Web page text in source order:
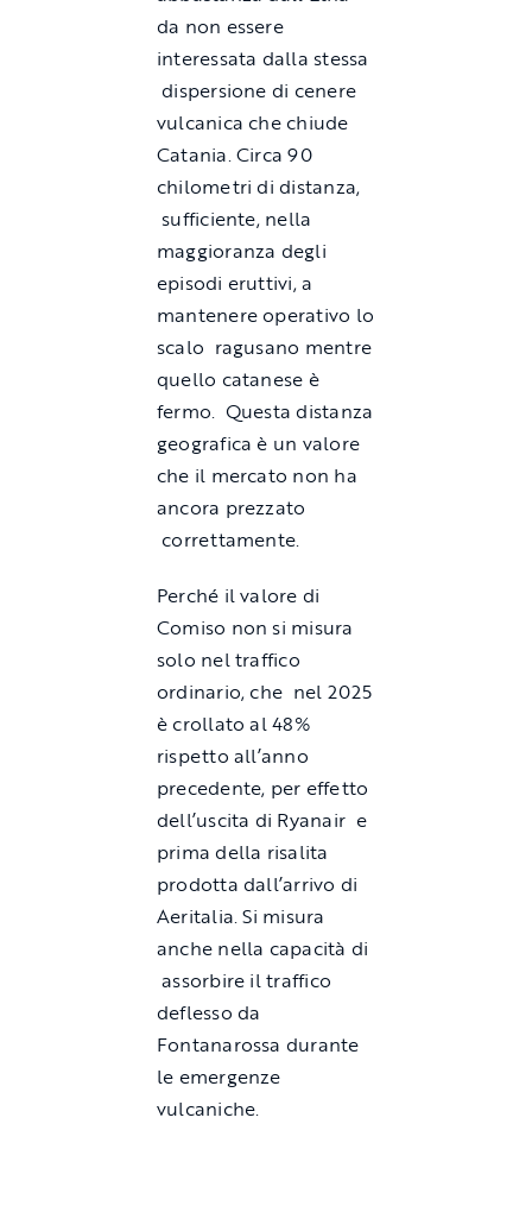
da non essere
interessata dalla stessa
dispersione di cenere
vulcanica che chiude
Catania. Circa 90
chilometri di distanza,
sufficiente, nella
maggioranza degli
episodi eruttivi, a
mantenere operativo lo
scalo ragusano mentre
quello catanese è
fermo. Questa distanza
geografica è un valore
che il mercato non ha
ancora prezzato
correttamente.
Perché il valore di
Comiso non si misura
solo nel traffico
ordinario, che nel 2025
è crollato al 48%
rispetto all’anno
precedente, per effetto
dell’uscita di Ryanair e
prima della risalita
prodotta dall’arrivo di
Aeritalia. Si misura
anche nella capacità di
assorbire il traffico
deflesso da
Fontanarossa durante
le emergenze
vulcaniche.